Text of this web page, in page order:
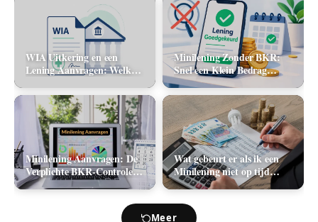
WIA Uitkering en een
Lening Aanvragen: Welke
mee?
Minilening Zonder BKR:
Snel een Klein Bedrag
Lenen Zonder Toetsing
Minilening Aanvragen: De
Verplichte BKR-Controle
en de Realistische
Wat gebeurt er als ik een
Minilening niet op tijd
terugbetaal? (Boetes en
Meer